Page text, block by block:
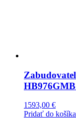
1593,00 €
Pridať do košíka